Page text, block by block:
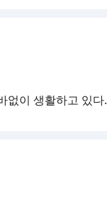
없이 생활하고 있다.